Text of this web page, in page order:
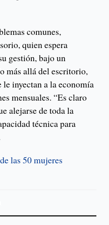
comunes,
quien espera
gestión, bajo un
más allá del escritorio,
le inyectan a la economía
mensuales. “Es claro
alejarse de toda la
técnica para
las 50 mujeres